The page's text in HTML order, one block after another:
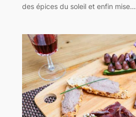
des épices du soleil et enfin mise…